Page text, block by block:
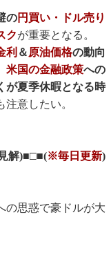
の円買い・ドル売り
クが重要となる。
利 ＆原油価格の動向
米国の金融政策への
が夏季休暇となる時
注意したい。
解)■□■(※毎日更新)
の思惑で豪ドルが大